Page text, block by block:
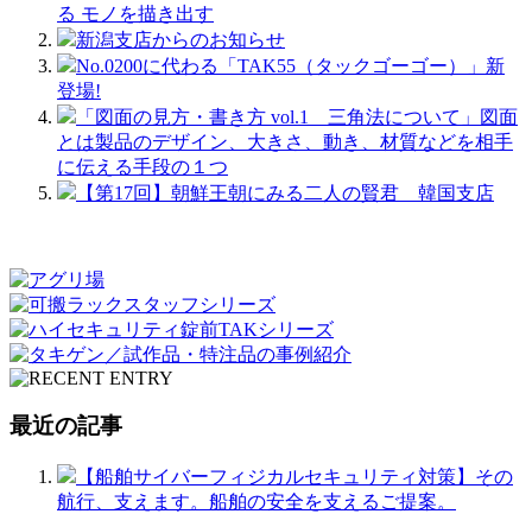
る モノを描き出す
新潟支店からのお知らせ
No.0200に代わる「TAK55（タックゴーゴー）」新
登場!
「図面の見方・書き方 vol.1 三角法について」図面
とは製品のデザイン、大きさ、動き、材質などを相手
に伝える手段の１つ
【第17回】朝鮮王朝にみる二人の賢君 韓国支店
最近の記事
【船舶サイバーフィジカルセキュリティ対策】その
航行、支えます。船舶の安全を支えるご提案。